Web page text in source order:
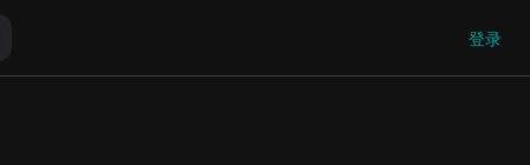
登录